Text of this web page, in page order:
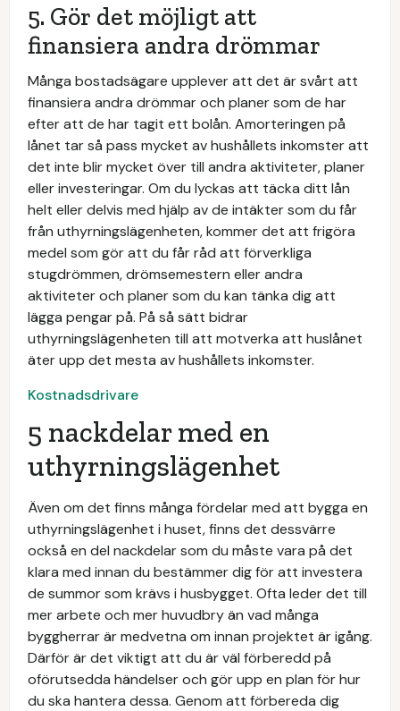
5. Gör det möjligt att
finansiera andra drömmar
Många bostadsägare upplever att det är svårt att
finansiera andra drömmar och planer som de har
efter att de har tagit ett bolån. Amorteringen på
lånet tar så pass mycket av hushållets inkomster att
det inte blir mycket över till andra aktiviteter, planer
eller investeringar. Om du lyckas att täcka ditt lån
helt eller delvis med hjälp av de intäkter som du får
från uthyrningslägenheten, kommer det att frigöra
medel som gör att du får råd att förverkliga
stugdrömmen, drömsemestern eller andra
aktiviteter och planer som du kan tänka dig att
lägga pengar på. På så sätt bidrar
uthyrningslägenheten till att motverka att huslånet
äter upp det mesta av hushållets inkomster.
Kostnadsdrivare
5 nackdelar med en
uthyrningslägenhet
Även om det finns många fördelar med att bygga en
uthyrningslägenhet i huset, finns det dessvärre
också en del nackdelar som du måste vara på det
klara med innan du bestämmer dig för att investera
de summor som krävs i husbygget. Ofta leder det till
mer arbete och mer huvudbry än vad många
byggherrar är medvetna om innan projektet är igång.
Därför är det viktigt att du är väl förberedd på
oförutsedda händelser och gör upp en plan för hur
du ska hantera dessa. Genom att förbereda dig